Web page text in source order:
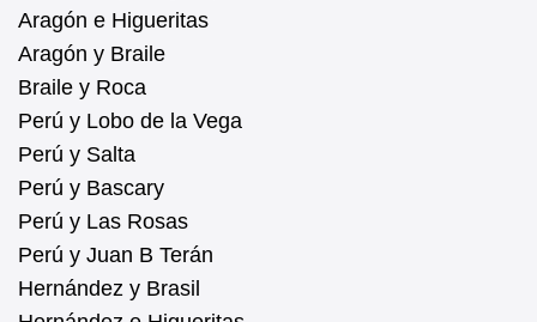
Aragón e Higueritas
Aragón y Braile
Braile y Roca
Perú y Lobo de la Vega
Perú y Salta
Perú y Bascary
Perú y Las Rosas
Perú y Juan B Terán
Hernández y Brasil